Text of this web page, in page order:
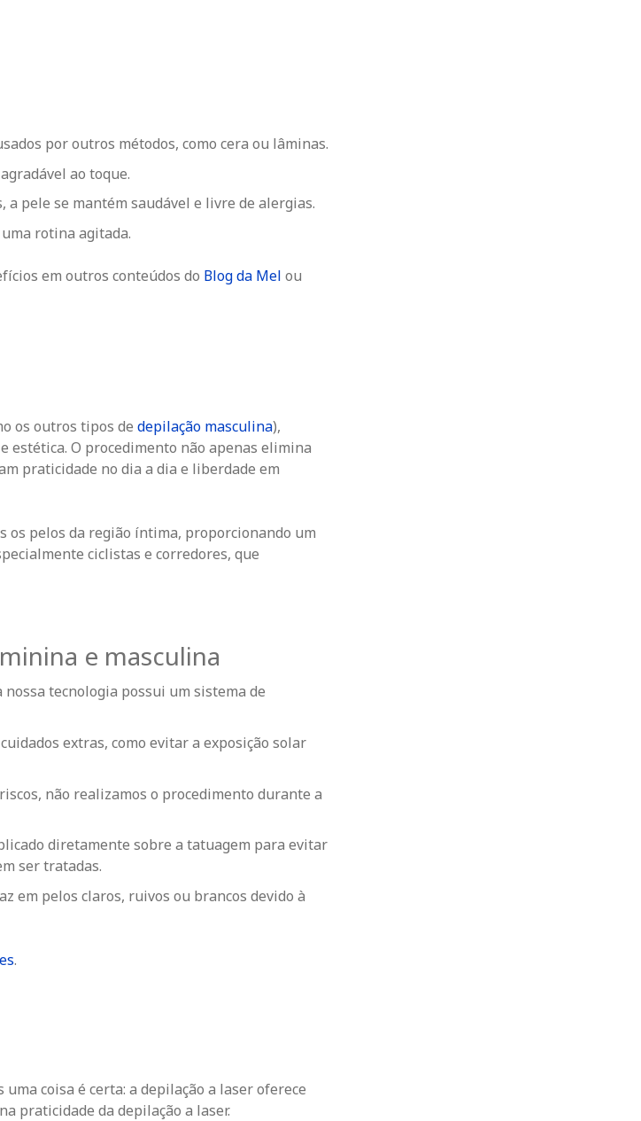
por outros métodos, como cera ou lâminas.
ao toque.
pele se mantém saudável e livre de alergias.
rotina agitada.
em outros conteúdos do Blog da Mel ou
os outros tipos de depilação masculina),
O procedimento não apenas elimina
praticidade no dia a dia e liberdade em
os pelos da região íntima, proporcionando um
ciclistas e corredores, que
e masculina
tecnologia possui um sistema de
extras, como evitar a exposição solar
não realizamos o procedimento durante a
diretamente sobre a tatuagem para evitar
ser tratadas.
em pelos claros, ruivos ou brancos devido à
.
coisa é certa: a depilação a laser oferece
praticidade da depilação a laser.